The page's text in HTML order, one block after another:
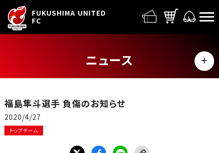
FUKUSHIMA UNITED
FC
ニュース
MENU
福島隼斗選手 負傷のお知らせ
2020/4/27
トップチーム